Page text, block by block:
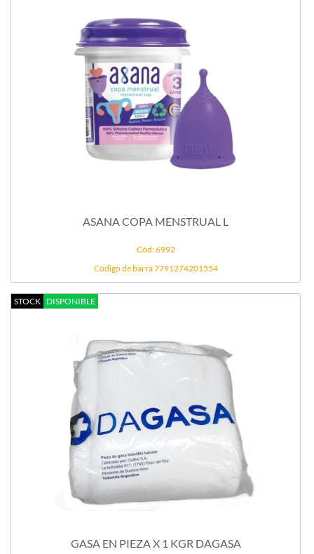
ASANA COPA MENSTRUAL L
Cód: 6992
Código de barra 7791274201554
STOCK DISPONIBLE
GASA EN PIEZA X 1 KGR DAGASA